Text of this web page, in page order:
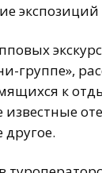
экспозиций
группе»,
к